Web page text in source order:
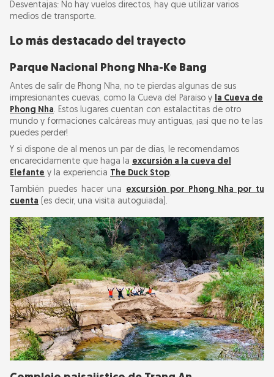
Desventajas: No hay vuelos directos, hay que utilizar varios
medios de transporte.
Lo más destacado del trayecto
Parque Nacional Phong Nha-Ke Bang
Antes de salir de Phong Nha, no te pierdas algunas de sus
impresionantes cuevas, como la Cueva del Paraíso y la Cueva de
Phong Nha. Estos lugares cuentan con estalactitas de otro
mundo y formaciones calcáreas muy antiguas, ¡así que no te las
puedes perder!
Y si dispone de al menos un par de días, le recomendamos
encarecidamente que haga la excursión a la cueva del
Elefante y la experiencia The Duck Stop.
También puedes hacer una excursión por Phong Nha por tu
cuenta (es decir, una visita autoguiada).